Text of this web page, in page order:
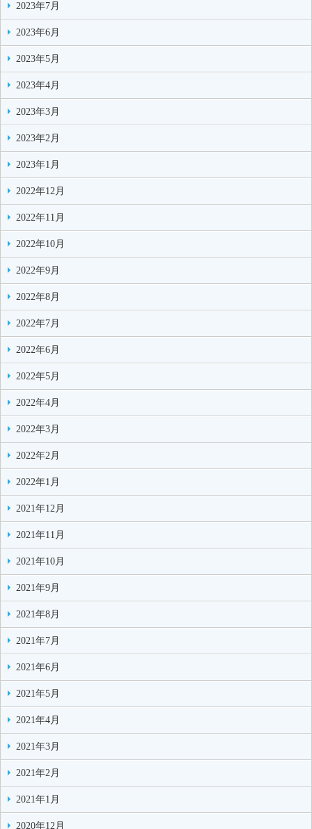
2023年7月
2023年6月
2023年5月
2023年4月
2023年3月
2023年2月
2023年1月
2022年12月
2022年11月
2022年10月
2022年9月
2022年8月
2022年7月
2022年6月
2022年5月
2022年4月
2022年3月
2022年2月
2022年1月
2021年12月
2021年11月
2021年10月
2021年9月
2021年8月
2021年7月
2021年6月
2021年5月
2021年4月
2021年3月
2021年2月
2021年1月
2020年12月